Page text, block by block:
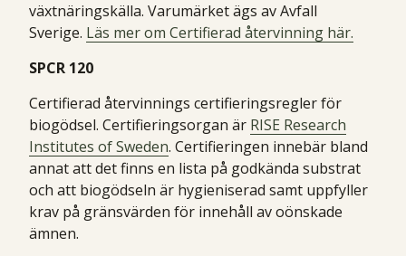
växtnäringskälla. Varumärket ägs av Avfall
Sverige. Läs mer om Certifierad återvinning här.
SPCR 120
Certifierad återvinnings certifieringsregler för
biogödsel. Certifieringsorgan är RISE Research
Institutes of Sweden. Certifieringen innebär bland
annat att det finns en lista på godkända substrat
och att biogödseln är hygieniserad samt uppfyller
krav på gränsvärden för innehåll av oönskade
ämnen.